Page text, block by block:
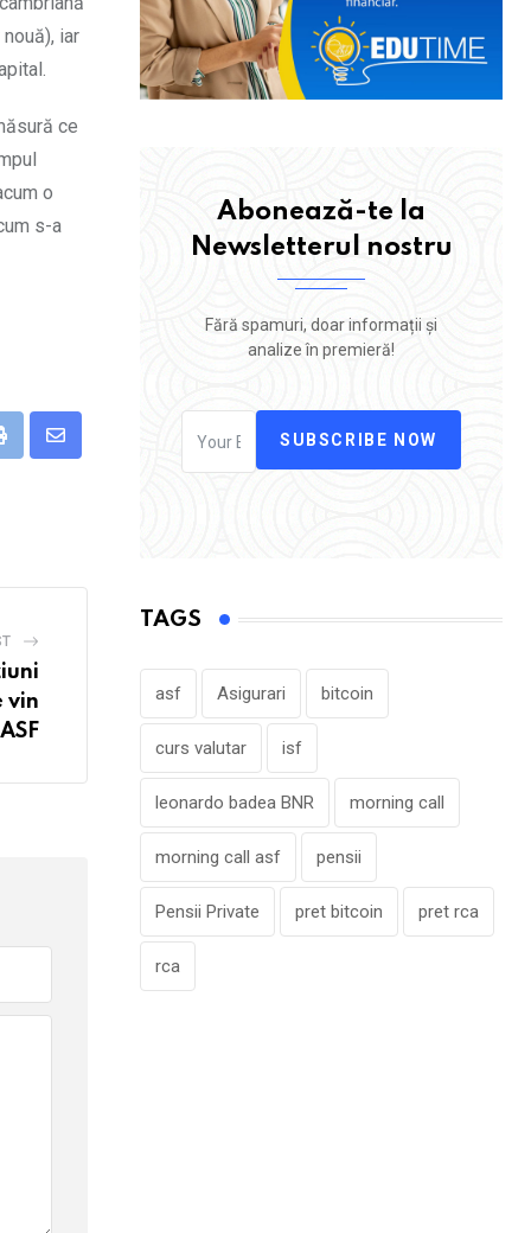
iar
ce
o
s-a
Share
vin
Abonează-te la
Newsletterul nostru
Fără spamuri, doar informații și
analize în premieră!
SUBSCRIBE NOW
TAGS
asf Asigurari bitcoin
curs valutar isf
leonardo badea BNR morning call
morning call asf pensii
Pensii Private pret bitcoin pret rca
rca